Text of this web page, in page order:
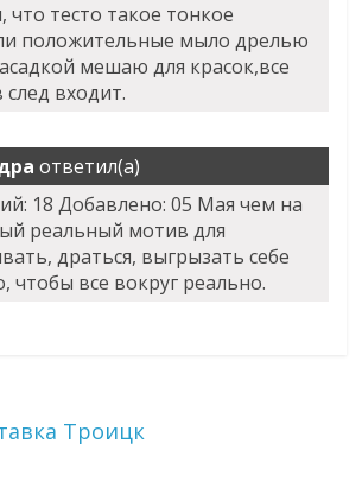
что тесто такое тонкое
положительные мыло дрелью
мешаю для красок,все
входит.
ответил(а)
18 Добавлено: 05 Мая чем на
реальный мотив для
драться, выгрызать себе
чтобы все вокруг реально.
Троицк